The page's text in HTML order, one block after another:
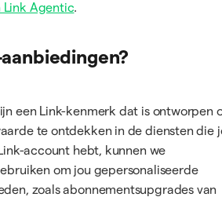
Link Agentic.
een Link-kenmerk dat is ontworpen
te ontdekken in de diensten die
account hebt, kunnen we
om jou gepersonaliseerde
zoals abonnementsupgrades van